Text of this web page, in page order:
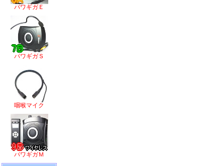
パワギガＥ
パワギガＳ
咽喉マイク
パワギガＭ